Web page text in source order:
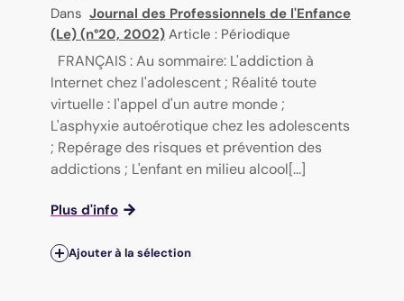
Dans Journal des Professionnels de l'Enfance
(Le) (n°20, 2002) Article : Périodique
FRANÇAIS : Au sommaire: L'addiction à
Internet chez l'adolescent ; Réalité toute
virtuelle : l'appel d'un autre monde ;
L'asphyxie autoérotique chez les adolescents
; Repérage des risques et prévention des
addictions ; L'enfant en milieu alcool[...]
Plus d'info
Ajouter à la sélection